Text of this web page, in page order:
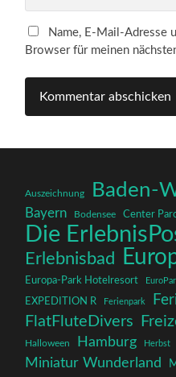
Name, E-Mail-Adresse
Browser für meinen
Auszeichnung Baden-
Bayern Bodensee Center
Die
Erlebnisbad
Europa-Park Hotelresort
EXPEDITION R Ferienpark
FlatFluteDivers
Halloween Hamburg Herbst
Miniatur Wunderland